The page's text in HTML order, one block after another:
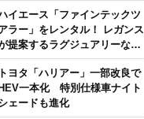
イエース「ファインテックツ
ラー」をレンタル！ レガンス
提案するラグジュアリーな移
体験
トヨタ「ハリアー」一部改良で
HEV一本化 特別仕様車ナイト
ェードも進化